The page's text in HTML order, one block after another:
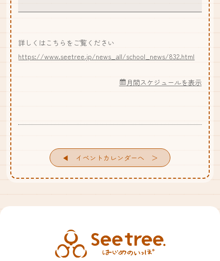
詳しくはこちらをご覧ください
https://www.seetree.jp/news_all/school_news/832.html
月間スケジュールを表示
◀︎ イベントカレンダーへ